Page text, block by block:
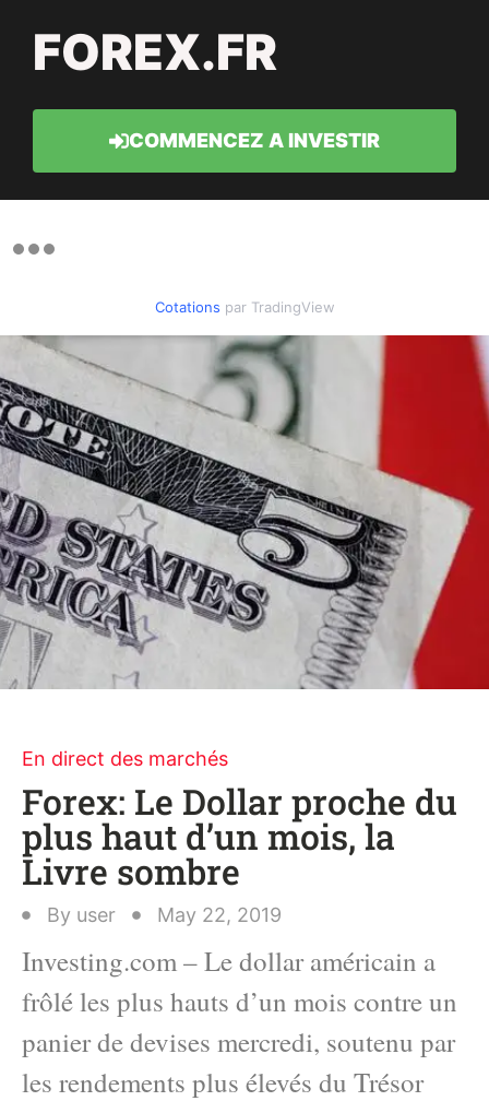
FOREX.FR
COMMENCEZ A INVESTIR
Cotations par TradingView
En direct des marchés
Forex: Le Dollar proche du
plus haut d’un mois, la
Livre sombre
By user May 22, 2019
Investing.com – Le dollar américain a
frôlé les plus hauts d’un mois contre un
panier de devises mercredi, soutenu par
les rendements plus élevés du Trésor